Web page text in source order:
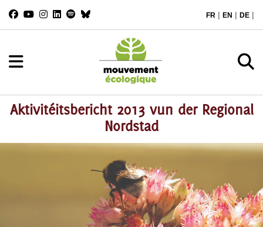
FR | EN | DE |
Aktivitéitsbericht 2013 vun der Regional
Nordstad